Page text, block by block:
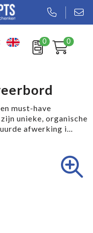
0 0
must-have
unieke, organische
afwerking i...